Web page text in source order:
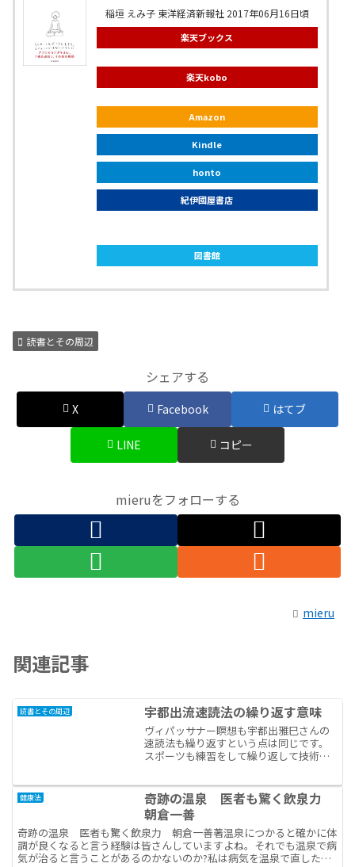
稲垣 えみ子 東洋経済新報社 2017年06月16日頃
楽天ブックス
楽天kobo
Amazon
Kindle
honto
紀伊國屋書店
図書館
読書とその周辺
シェアする
X Facebook はてブ
LINE コピー
mieruをフォローする
mieru
関連記事
読書とその周辺 宇都出流速読法の繰り返す意味
ヴィパッサナー瞑想も宇都出雅巳さんの
速読法も繰り返すという点は同じです。
スポーツも練習をして繰り返して技術が
の欠陥に気づいたり、ひたすら考えずに
暴れる馬を調教するように...
健康法
奇跡の温泉 医者も驚く飲泉力
朝倉一善
奇跡の温泉 医者も驚く飲泉力 朝倉一善著温泉につかると確かに体
調が良くなると言う経験は皆さんしていますよね。それでも温泉で病
気が治ると言うことがあるのかないのか?私は病気を温泉で直した経